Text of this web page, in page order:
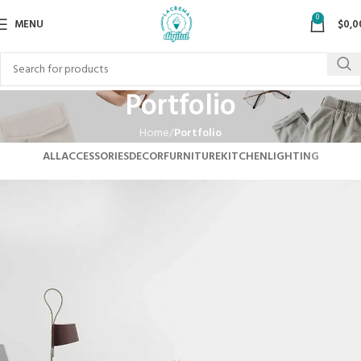
MENU 0 $
Portfolio
Home Portfolio
ALLACCESSORIESDECORFURNITUREKITCHENLIGHTING